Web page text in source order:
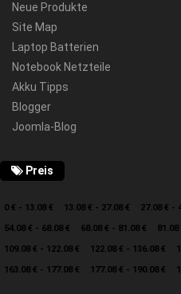
Neue Produkte
Site Map
Laptop Batterien
Notebook Netzteile
Akku Tipps
Blogger
Joomla-Blog
Preis
0 € - 13.08 € 13.08 € - 27.08 € 27.08 € -
54.08 € - 68.08 €
68.08 € - 81.08 €
109.08 € - 122.08 €
122.08 € - 136.08 €
163.08 € - 177.08 €
177.08 € - 190.08 €